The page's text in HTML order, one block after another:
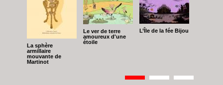
La sphère
armillaire
mouvante de
Martinot
Le ver de terre
amoureux d'une
étoile
L’Île de la fée Bijou
Pagination
Page
1 Page
2 Page
3